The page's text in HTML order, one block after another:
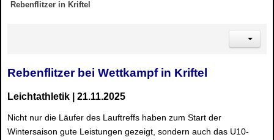
Rebenflitzer in Kriftel
Rebenflitzer bei Wettkampf in Kriftel
Leichtathletik | 21.11.2025
Nicht nur die Läufer des Lauftreffs haben zum Start der
Wintersaison gute Leistungen gezeigt, sondern auch das U10-